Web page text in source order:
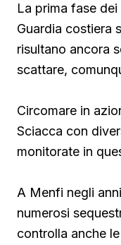
La prima fase
Guardia costiera
risultano ancora
scattare,
Circomare in
Sciacca con
monitorate in
A Menfi negli
numerosi
controlla anche